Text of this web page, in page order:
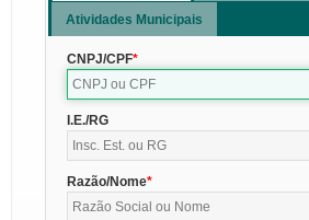
Atividades Municipais
CNPJ/CPF
I.E./RG
Razão/Nome